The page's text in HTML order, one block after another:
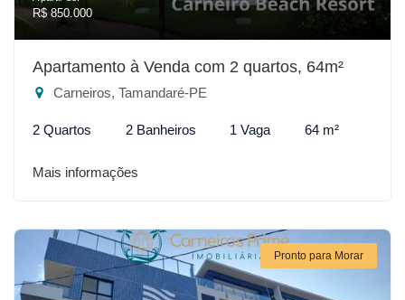
R$ 850.000
Apartamento à Venda com 2 quartos, 64m²
Carneiros, Tamandaré-PE
2 Quartos 2 Banheiros 1 Vaga 64 m²
Mais informações
Pronto para Morar